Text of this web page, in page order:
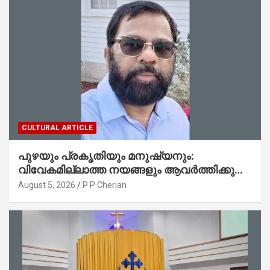
CULTURAL ARTICLE
പുഴയും പ്രകൃതിയും മനുഷ്യനും:
വിവേകമില്ലാത്ത നയങ്ങളും ആവർത്തിക്കുന്ന
ദുരന്തങ്ങളും : റവ. ജെയിംസ് കെ.
August 5, 2026 P P Cherian